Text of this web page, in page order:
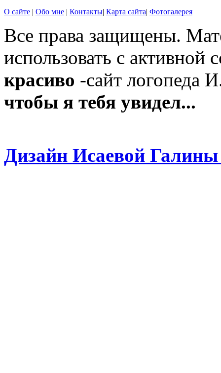
О сайте | Обо мне | Контакты| Карта сайта| Фотогалерея
Все права защищены.
использовать с активной
красиво -сайт логопеда
чтобы я тебя увидел...
Дизайн Исаевой